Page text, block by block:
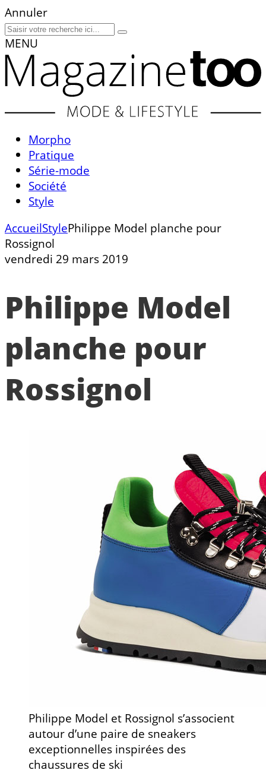
Annuler
MENU
Morpho
Pratique
Série-mode
Société
Style
AccueilStylePhilippe Model planche pour
Rossignol
vendredi 29 mars 2019
Philippe Model
planche pour
Rossignol
Philippe Model et Rossignol s’associent
autour d’une paire de sneakers
exceptionnelles inspirées des
chaussures de ski